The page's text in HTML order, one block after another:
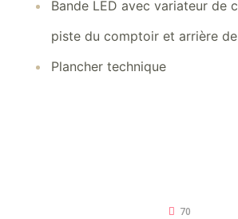
Bande LED avec variateur de
piste du comptoir et arrière
Plancher technique
70